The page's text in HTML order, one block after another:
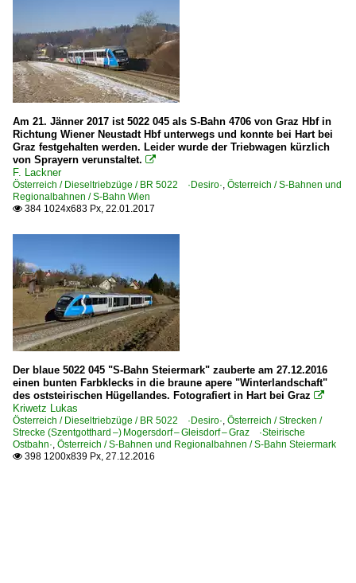
Am 21. Jänner 2017 ist 5022 045 als S-Bahn 4706 von Graz Hbf in
Richtung Wiener Neustadt Hbf unterwegs und konnte bei Hart bei
Graz festgehalten werden. Leider wurde der Triebwagen kürzlich
von Sprayern verunstaltet. 
F. Lackner
Österreich / Dieseltriebzüge / BR 5022 ·Desiro·, Österreich / S-Bahnen und
Regionalbahnen / S-Bahn Wien
 384 1024x683 Px, 22.01.2017
Der blaue 5022 045 "S-Bahn Steiermark" zauberte am 27.12.2016
einen bunten Farbklecks in die braune apere "Winterlandschaft"
des oststeirischen Hügellandes. Fotografiert in Hart bei Graz 
Kriwetz Lukas
Österreich / Dieseltriebzüge / BR 5022 ·Desiro·, Österreich / Strecken /
Strecke (Szentgotthard –) Mogersdorf – Gleisdorf – Graz ·Steirische
Ostbahn·, Österreich / S-Bahnen und Regionalbahnen / S-Bahn Steiermark
 398 1200x839 Px, 27.12.2016